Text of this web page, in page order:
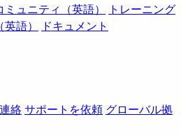
ミュニティ（英語）
トレーニング
語）
ドキュメント
絡サポートを依頼 グローバル拠